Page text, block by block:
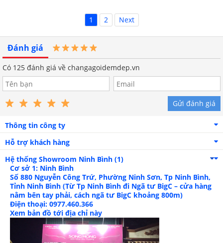
1 2 Next
Đánh giá
Có 125 đánh giá về changagoidemdep.vn
Gửi đánh giá
Thông tin công ty
Hỗ trợ khách hàng
Hệ thống Showroom Ninh Bình (1)
Cơ sở 1: Ninh Bình
Số 880 Nguyễn Công Trứ, Phường Ninh Sơn, Tp Ninh Bình,
Tỉnh Ninh Bình (Từ Tp Ninh Bình đi Ngã tư BigC – cửa hàng
nằm bên tay phải, cách ngã tư BigC khoảng 800m)
Điện thoại: 0977.460.366
Xem bản đồ tới địa chỉ này